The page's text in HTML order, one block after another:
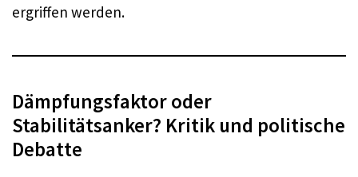
ergriffen werden.
Dämpfungsfaktor oder
Stabilitätsanker? Kritik und politische
Debatte